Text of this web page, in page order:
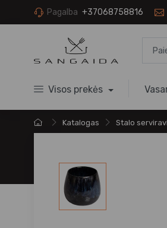
Pagalba +37068758816
Visos prekės
Katalogas Stalo